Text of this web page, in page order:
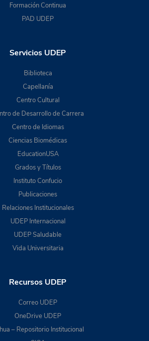
Formación Continua
PAD UDEP
Servicios UDEP
Biblioteca
Capellanía
Centro Cultural
de Desarrollo de Carrera
Centro de Idiomas
Ciencias Biomédicas
EducationUSA
Grados y Títulos
Instituto Confucio
Publicaciones
Relaciones Institucionales
UDEP Internacional
UDEP Saludable
Vida Universitaria
Recursos UDEP
Correo UDEP
OneDrive UDEP
– Repositorio Institucional